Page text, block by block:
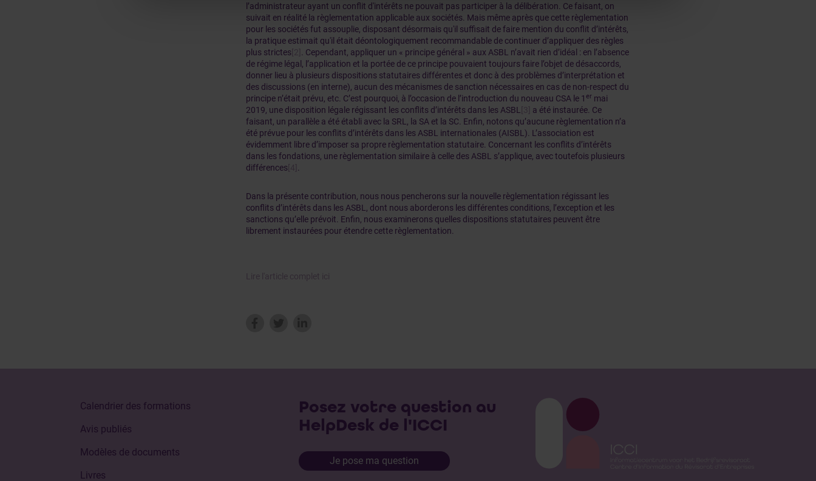
l’administrateur ayant un conflit d'intérêts ne pouvait pas participer à la délibération. Ce faisant, on
suivait en réalité la règlementation applicable aux sociétés. Mais même après que cette règlementation
pour les sociétés fut assouplie, disposant désormais qu'il suffisait de faire mention du conflit d’intérêts,
la pratique estimait qu'il était déontologiquement recommandable de continuer d’appliquer des règles
plus strictes[2]
. Cependant, appliquer un « principe général » aux ASBL n’avait rien d’idéal : en l’absence
de régime légal, l’application et la portée de ce principe pouvaient toujours faire l’objet de désaccords,
donner lieu à plusieurs dispositions statutaires différentes et donc à des problèmes d’interprétation et
des discussions (en interne), aucun des mécanismes de sanction nécessaires en cas de non-respect du
principe n’était prévu, etc. C’est pourquoi, à l’occasion de l’introduction du nouveau CSA le 1 ermai
2019, une disposition légale régissant les conflits d’intérêts dans les ASBL
[3]
a été instaurée. Ce
faisant, un parallèle a été établi avec la SRL, la SA et la SC. Enfin, notons qu’aucune règlementation n’a
été prévue pour les conflits d’intérêts dans les ASBL internationales (AISBL). L’association est
évidemment libre d’imposer sa propre règlementation statutaire. Concernant les conflits d’intérêts
dans les fondations, une règlementation similaire à celle des ASBL s’applique, avec toutefois plusieurs
différences[4]
Dans la présente contribution, nous nous pencherons sur la nouvelle règlementation régissant les
conflits d’intérêts dans les ASBL, dont nous aborderons les différentes conditions, l’exception et les
sanctions qu’elle prévoit. Enfin, nous examinerons quelles dispositions statutaires peuvent être
librement instaurées pour étendre cette règlementation.
Lire l'article complet ici
Calendrier des formations
Avis publiés
Modèles de documents
Livres
Posez votre question au
HelpDesk de l'ICCI
Je pose ma question